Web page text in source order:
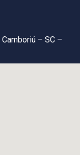
– SC –